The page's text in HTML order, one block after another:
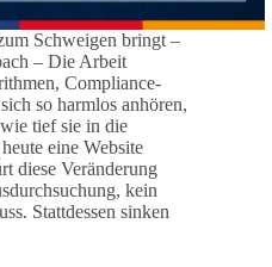
Schweigen bringt –
– Die Arbeit
Compliance-
so harmlos anhören,
tief sie in die
eine Website
diese Veränderung
kein
Stattdessen sinken